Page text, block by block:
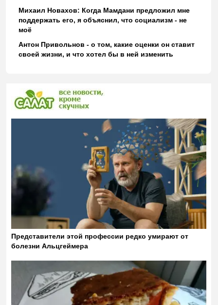
Михаил Новахов: Когда Мамдани предложил мне
поддержать его, я объяснил, что социализм - не
моё
Антон Привольнов - о том, какие оценки он ставит
своей жизни, и что хотел бы в ней изменить